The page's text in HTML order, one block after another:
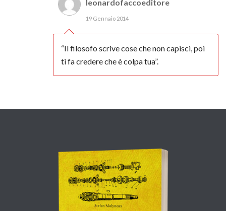
leonardofaccoeditore
19 Gennaio 2014
“Il filosofo scrive cose che non capisci, poi
ti fa credere che è colpa tua”.